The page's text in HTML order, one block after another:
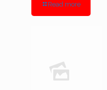
Read more